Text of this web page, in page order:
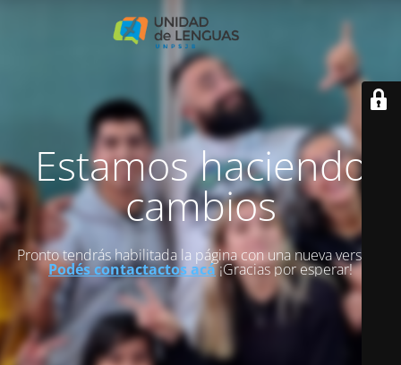
Estamos haciendo
cambios
Pronto tendrás habilitada la página con una nueva versión.
Podés contactactos acá¡Gracias por esperar!